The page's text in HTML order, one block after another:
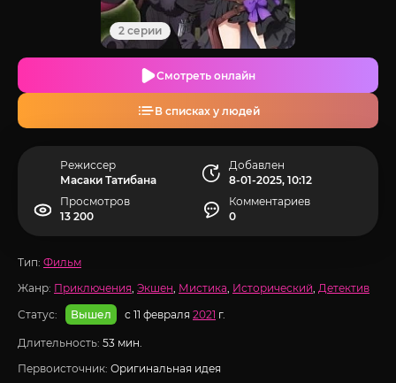
2 серии
Смотреть онлайн
В списках у людей
Режиссер
Масаки Татибана
Добавлен
8-01-2025, 10:12
Просмотров
13 200
Комментариев
0
Тип: Фильм
Жанр: Приключения, Экшен, Мистика, Исторический, Детектив
Статус:
Вышел с 11 февраля 2021 г.
Длительность: 53 мин.
Первоисточник: Оригинальная идея